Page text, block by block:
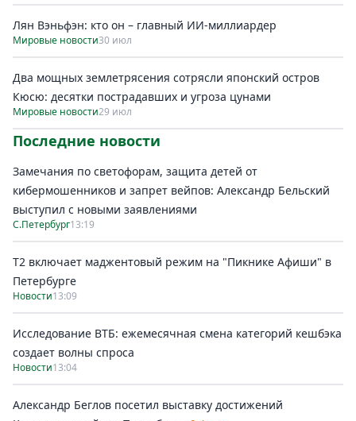
Лян Вэньфэн: кто он – главный ИИ-миллиардер
Мировые новости30 июл
Два мощных землетрясения сотрясли японский остров
Кюсю: десятки пострадавших и угроза цунами
Мировые новости29 июл
Последние новости
Замечания по светофорам, защита детей от
кибермошенников и запрет вейпов: Александр Бельский
выступил с новыми заявлениями
С.Петербург13:19
Т2 включает маджентовый режим на "Пикнике Афиши" в
Петербурге
Новости13:09
Исследование ВТБ: ежемесячная смена категорий кешбэка
создает волны спроса
Новости13:04
Александр Беглов посетил выставку достижений